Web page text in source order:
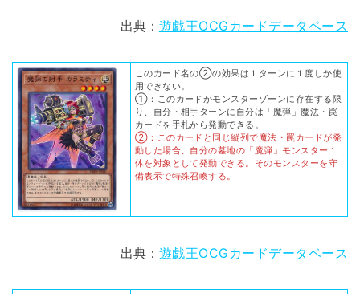
出典： 遊戯王OCGカードデータベース
このカード名の②の効果は１ターンに１度しか使
用できない。
①：このカードがモンスターゾーンに存在する限
り、自分・相手ターンに自分は「魔弾」魔法・罠
カードを手札から発動できる。
②：このカードと同じ縦列で魔法・罠カードが発
動した場合、自分の墓地の「魔弾」モンスター１
体を対象として発動できる。そのモンスターを守
備表示で特殊召喚する。
出典： 遊戯王OCGカードデータベース